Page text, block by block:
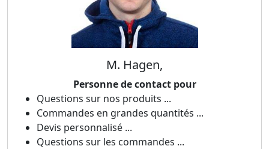
M. Hagen,
Personne de contact pour
Questions sur nos produits ...
Commandes en grandes quantités ...
Devis personnalisé ...
Questions sur les commandes ...